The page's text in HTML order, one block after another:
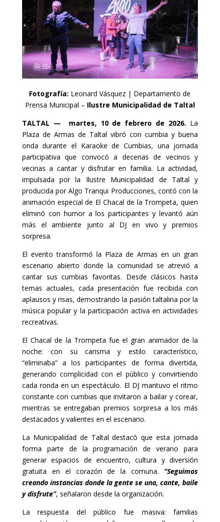
Fotografía: Leonard Vásquez | Departamento de
Prensa Municipal – Ilustre Municipalidad de Taltal
TALTAL — martes, 10 de febrero de 2026. La
Plaza de Armas de Taltal vibró con cumbia y buena
onda durante el Karaoke de Cumbias, una jornada
participativa que convocó a decenas de vecinos y
vecinas a cantar y disfrutar en familia. La actividad,
impulsada por la Ilustre Municipalidad de Taltal y
producida por Algo Tranqui Producciones, contó con la
animación especial de El Chacal de la Trompeta, quien
eliminó con humor a los participantes y levantó aún
más el ambiente junto al DJ en vivo y premios
sorpresa.
El evento transformó la Plaza de Armas en un gran
escenario abierto donde la comunidad se atrevió a
cantar sus cumbias favoritas. Desde clásicos hasta
temas actuales, cada presentación fue recibida con
aplausos y risas, demostrando la pasión taltalina por la
música popular y la participación activa en actividades
recreativas.
El Chacal de la Trompeta fue el gran animador de la
noche: con su carisma y estilo característico,
“eliminaba” a los participantes de forma divertida,
generando complicidad con el público y convirtiendo
cada ronda en un espectáculo. El DJ mantuvo el ritmo
constante con cumbias que invitaron a bailar y corear,
mientras se entregaban premios sorpresa a los más
destacados y valientes en el escenario.
La Municipalidad de Taltal destacó que esta jornada
forma parte de la programación de verano para
generar espacios de encuentro, cultura y diversión
gratuita en el corazón de la comuna. “Seguimos
creando instancias donde la gente se una, cante, baile
y disfrute”, señalaron desde la organización.
La respuesta del público fue masiva: familias